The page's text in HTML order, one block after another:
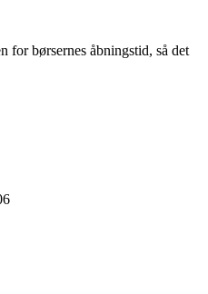
for børsernes åbningstid, så det